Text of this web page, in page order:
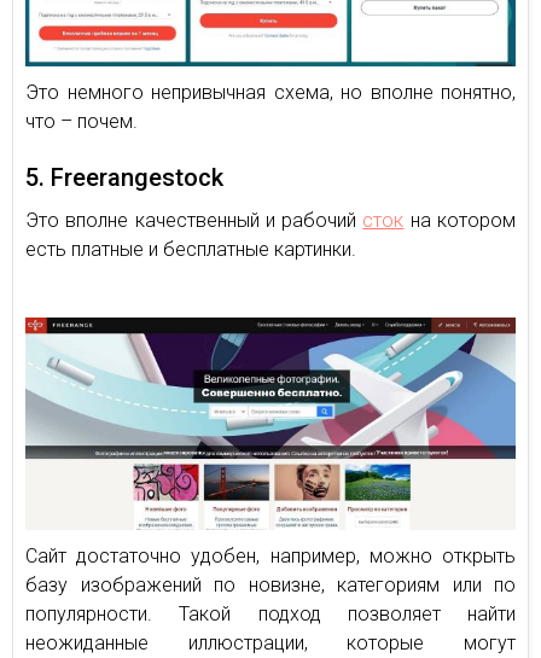
Это немного непривычная схема, но вполне понятно,
что – почем.
5. Freerangestock
Это вполне качественный и рабочий сток на котором
есть платные и бесплатные картинки.
Сайт достаточно удобен, например, можно открыть
базу изображений по новизне, категориям или по
популярности. Такой подход позволяет найти
неожиданные иллюстрации, которые могут